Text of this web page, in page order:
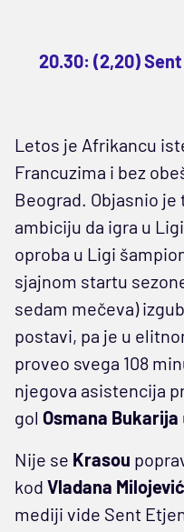
20.30: (2,20)
Letos je Afrikancu
Francuzima i bez
Beograd. Objasnio je
ambiciju da igra u
oproba u Ligi
sjajnom startu
sedam mečeva)
postavi, pa je u
proveo svega 108
njegova asistencija
gol Osmana Bukarija
Nije se Krasou
kod Vladana
mediji vide Sent